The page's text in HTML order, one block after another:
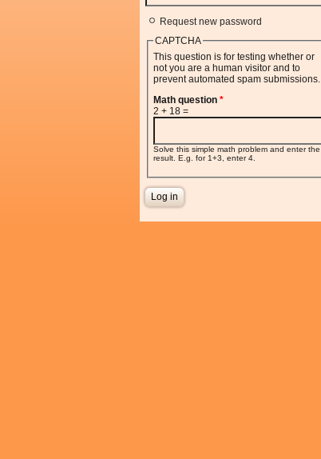
Request new password
CAPTCHA
This question is for testing whether or
not you are a human visitor and to
prevent automated spam submissions.
Math question *
2 + 18 =
Solve this simple math problem and enter the
result. E.g. for 1+3, enter 4.